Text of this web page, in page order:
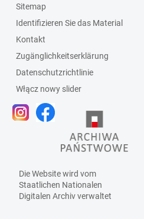
Sitemap
Identifizieren Sie das Material
Kontakt
Zugänglichkeitserklärung
Datenschutzrichtlinie
Włącz nowy slider
Die Website wird vom
Staatlichen Nationalen
Digitalen Archivverwaltet